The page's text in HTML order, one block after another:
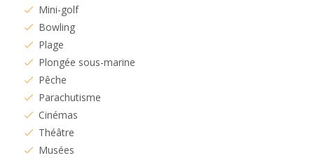
Mini-golf
Bowling
Plage
Plongée sous-marine
Pêche
Parachutisme
Cinémas
Théâtre
Musées